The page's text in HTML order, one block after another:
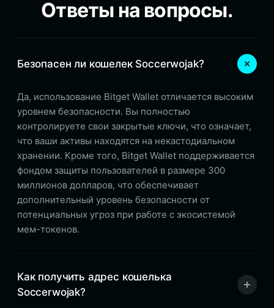
Ответы на вопросы.
Безопасен ли кошелек Soccerwojak?
Да, использование Bitget Wallet отличается высоким
уровнем безопасности. Вы полностью
контролируете свои закрытые ключи, что означает,
что ваши активы находятся на некастодиальном
хранении. Кроме того, Bitget Wallet поддерживается
фондом защиты пользователей в размере 300
миллионов долларов, что обеспечивает
дополнительный уровень безопасности от
потенциальных угроз при работе с экосистемой
мем-токенов.
Как получить адрес кошелька
Soccerwojak?